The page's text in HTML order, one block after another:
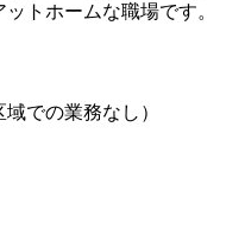
トホームな職場です。
での業務なし）